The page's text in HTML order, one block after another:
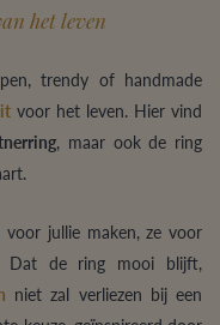
het leven
trendy of handmade
voor het leven. Hier vind
, maar ook de ring
jullie maken, ze voor
Dat de ring mooi blijft,
niet zal verliezen bij een